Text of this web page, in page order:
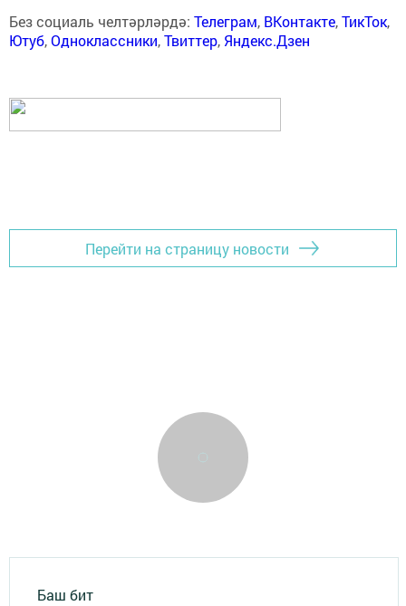
Без социаль челтәрләрдә: Телеграм, ВКонтакте,ТикТок,
Ютуб,Одноклассники,Твиттер, Яндекс.Дзен
Перейти на страницу новости
Баш бит